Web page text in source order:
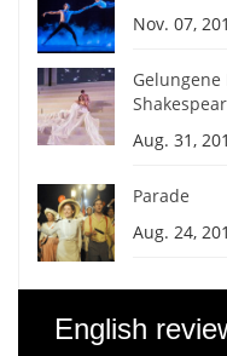
Nov. 07,
Aug. 31,
Parade
Aug. 24,
English